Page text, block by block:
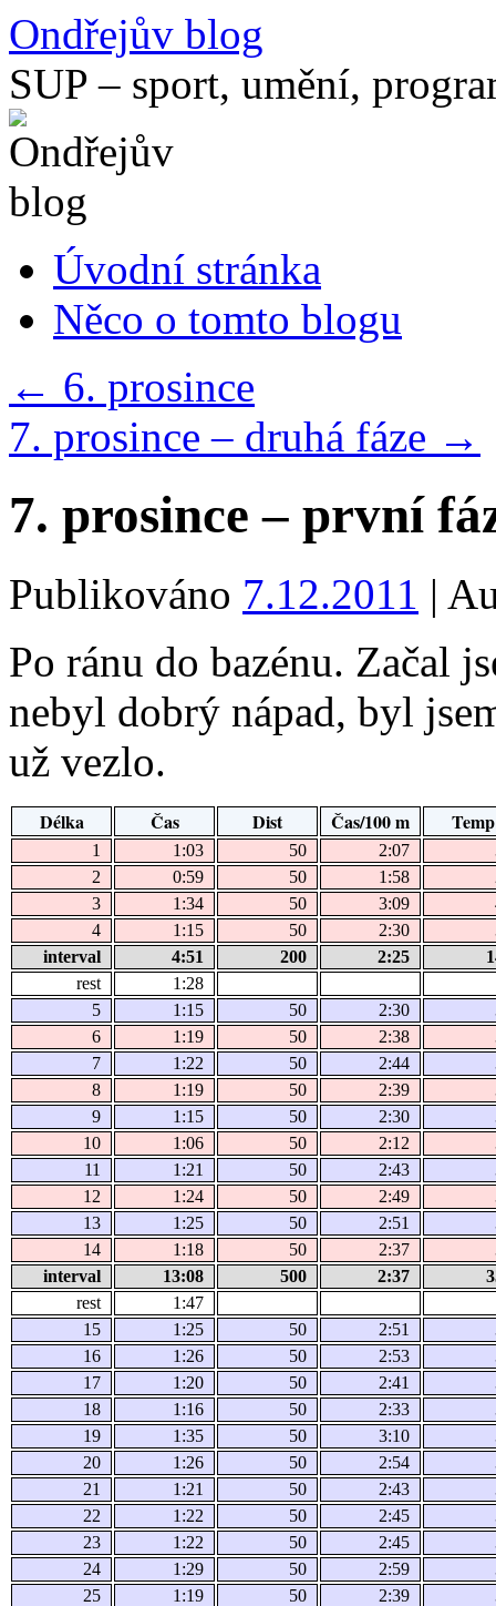
Přejít
k
obsahu
webu
Ondřejův blog
SUP – sport, umění,
Úvodní stránka
Něco o tomto blogu
← 6. prosince
7. prosince – druhá fáze →
7. prosince – první
Publikováno 7.12.2011 |
Po ránu do bazénu. Začal
nebyl dobrý nápad, byl
už vezlo.
Délka Čas Dist Čas/100 m Temp
1 1:03 50 2:07
2
0:59 50 1:58
3
1:34 50 3:09
4
1:15 50 2:30
interval
4:51 200 2:25
rest
1:28
5
1:15 50 2:30
6
1:19 50 2:38
7
1:22 50 2:44
8
1:19 50 2:39
9
1:15 50 2:30
10
1:06 50 2:12
11
1:21 50 2:43
12
1:24 50 2:49
13
1:25 50 2:51
14
1:18 50 2:37
interval
13:08 500 2:37
rest
1:47
15
1:25 50 2:51
16
1:26 50 2:53
17
1:20 50 2:41
18
1:16 50 2:33
19
1:35 50 3:10
20
1:26 50 2:54
21
1:21 50 2:43
22
1:22 50 2:45
23
1:22 50 2:45
24
1:29 50 2:59
25
1:19 50 2:39